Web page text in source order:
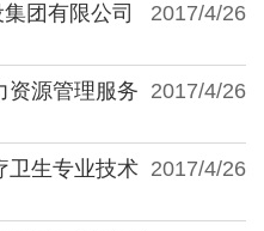
2017/4/26
团有限公司
2017/4/26
资源管理服务
2017/4/26
卫生专业技术